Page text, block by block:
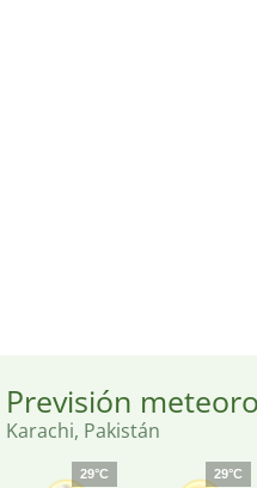
Previsión
Karachi, Pakistán
29°C
29°C